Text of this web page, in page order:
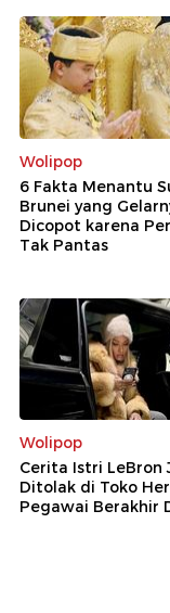
Wolipop
6 Fakta Menantu
Brunei yang
Dicopot karena
Tak Pantas
Wolipop
Cerita Istri LeBron
Ditolak di Toko
Pegawai Berakhir